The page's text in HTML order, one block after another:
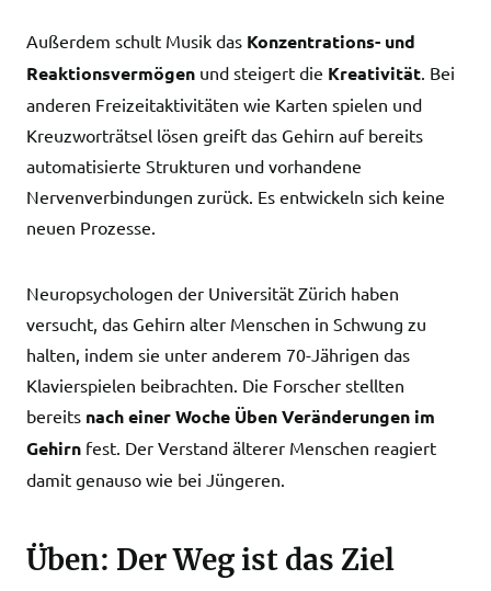
Außerdem schult Musik das Konzentrations- und
Reaktionsvermögen und steigert die Kreativität. Bei
anderen Freizeitaktivitäten wie Karten spielen und
Kreuzworträtsel lösen greift das Gehirn auf bereits
automatisierte Strukturen und vorhandene
Nervenverbindungen zurück. Es entwickeln sich keine
neuen Prozesse.
Neuropsychologen der Universität Zürich haben
versucht, das Gehirn alter Menschen in Schwung zu
halten, indem sie unter anderem 70-Jährigen das
Klavierspielen beibrachten. Die Forscher stellten
bereits nach einer Woche Üben Veränderungen im
Gehirn fest. Der Verstand älterer Menschen reagiert
damit genauso wie bei Jüngeren.
Üben: Der Weg ist das Ziel